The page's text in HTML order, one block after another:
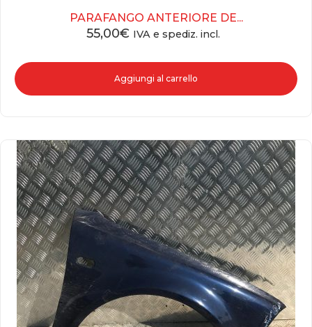
PARAFANGO ANTERIORE DE...
55,00€ IVA e spediz. incl.
Aggiungi al carrello